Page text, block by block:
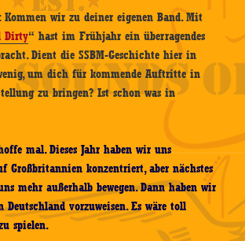
Kommen wir zu deiner eigenen Band. Mit
Dirty“ hast im Frühjahr ein überragendes
Dient die SSBM-Geschichte hier in
um dich für kommende Auftritte in
zu bringen? Ist schon was in
mal. Dieses Jahr haben wir uns
Großbritannien konzentriert, aber nächstes
mehr außerhalb bewegen. Dann haben wir
Deutschland vorzuweisen. Es wäre toll
spielen.